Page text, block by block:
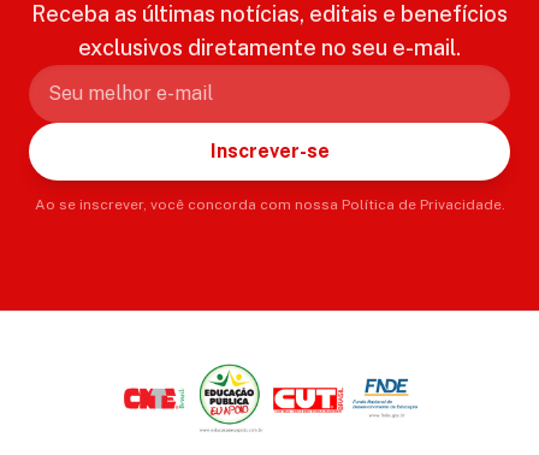
Receba as últimas notícias, editais e benefícios
exclusivos diretamente no seu e-mail.
Inscrever-se
Ao se inscrever, você concorda com nossa Política de Privacidade.